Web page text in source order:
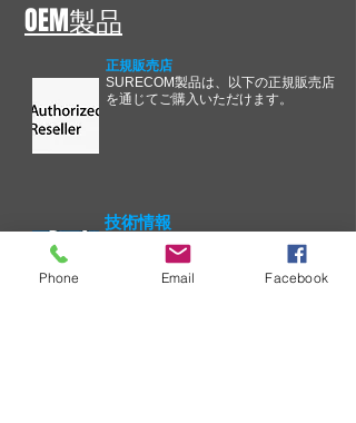
OEM製品
正規販売店
SURECOM製品は、以下の正規販売店
を通じてご購入いただけます。
技術情報
SURECOM ソリューションのエク
スペリエンスを向上するための継
続的な取り組みの一環として、当
Phone Email Facebook